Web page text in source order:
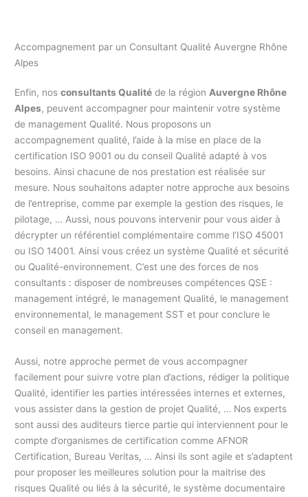
Accompagnement par un Consultant Qualité Auvergne Rhône
Alpes
Enfin, nosconsultants Qualité de la région Auvergne Rhône
Alpes, peuvent accompagner pour maintenir votre système
de management Qualité. Nous proposons un
accompagnement qualité, l’aide à la mise en place de la
certification ISO 9001 ou du conseil Qualité adapté à vos
besoins. Ainsi chacune de nos prestation est réalisée sur
mesure. Nous souhaitons adapter notre approche aux besoins
de l’entreprise, comme par exemple la gestion des risques, le
pilotage, … Aussi, nous pouvons intervenir pour vous aider à
décrypter un référentiel complémentaire comme l’ISO 45001
ou ISO 14001. Ainsi vous créez un système Qualité et sécurité
ou Qualité-environnement. C’est une des forces de nos
consultants : disposer de nombreuses compétences QSE :
management intégré, le management Qualité, le management
environnemental, le management SST et pour conclure le
conseil en management.
Aussi, notre approche permet de vous accompagner
facilement pour suivre votre plan d’actions, rédiger la politique
Qualité, identifier les parties intéressées internes et externes,
vous assister dans la gestion de projet Qualité, … Nos experts
sont aussi des auditeurs tierce partie qui interviennent pour le
compte d’organismes de certification comme AFNOR
Certification, Bureau Veritas, … Ainsi ils sont agile et s’adaptent
pour proposer les meilleures solution pour la maitrise des
risques Qualité ou liés à la sécurité, le système documentaire